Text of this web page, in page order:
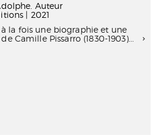
Auteur
| 2021
à la fois une biographie et une
Camille Pissarro (1830-1903)...